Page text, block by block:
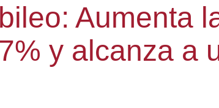
Aumenta
y alcanza a